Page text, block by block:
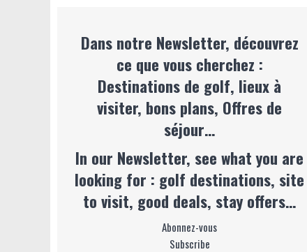
Dans notre Newsletter, découvrez
ce que vous cherchez :
Destinations de golf, lieux à
visiter, bons plans, Offres de
séjour…
In our Newsletter, see what you are
looking for : golf destinations, site
to visit, good deals, stay offers…
Abonnez-vous
Subscribe